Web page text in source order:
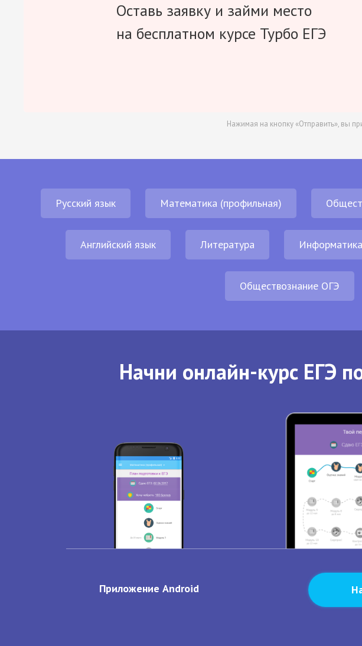
Оставь заявку и займи место
на бесплатном курсе Турбо ЕГЭ
Нажимая на кнопку «Отправить», вы
Русский язык Математика (профильная)
Английский язык Литература Информатика
Обществознание ОГЭ
Начни онлайн-курс ЕГЭ
Приложение Android